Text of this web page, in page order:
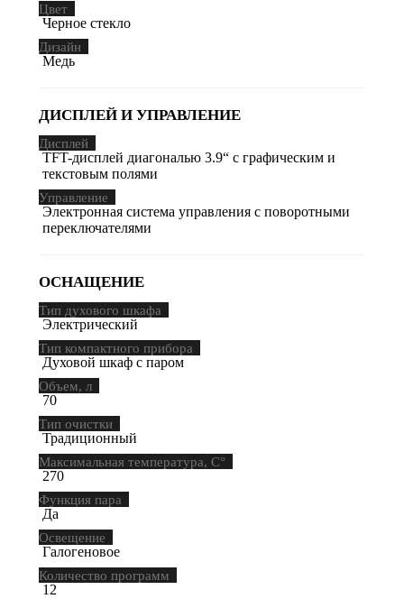
Цвет
Черное стекло
Дизайн
Медь
ДИСПЛЕЙ И УПРАВЛЕНИЕ
Дисплей
TFT-дисплей диагональю 3.9“ с графическим и
текстовым полями
Управление
Электронная система управления с поворотными
переключателями
ОСНАЩЕНИЕ
Тип духового шкафа
Электрический
Тип компактного прибора
Духовой шкаф с паром
Объем, л
70
Тип очистки
Традиционный
Максимальная температура, С°
270
Функция пара
Да
Освещение
Галогеновое
Количество программ
12